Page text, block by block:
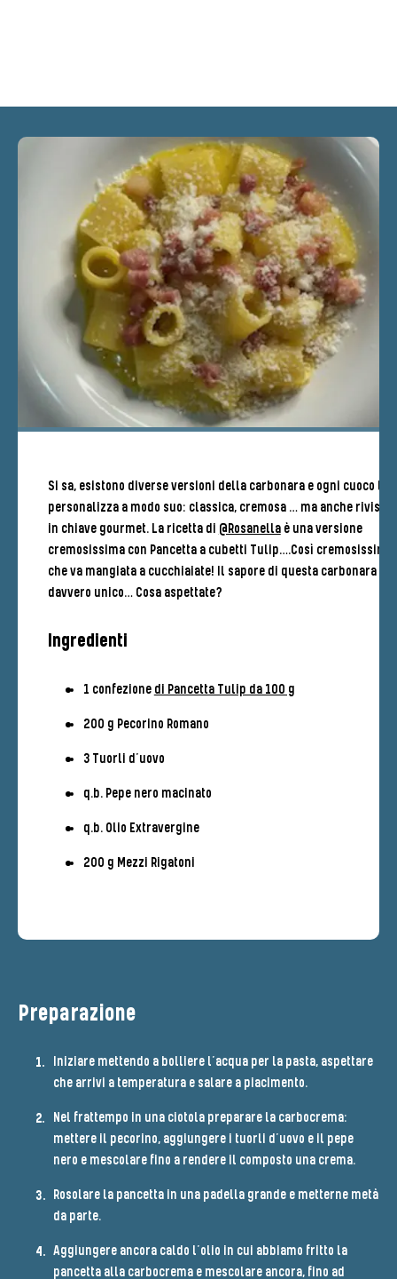
Si sa, esistono diverse versioni della carbonara e ogni cuoco la
personalizza a modo suo: classica, cremosa … ma anche
in chiave gourmet. La ricetta di @Rosanellaè una versione
cremosissima con Pancetta a cubetti Tulip….Così cremosissima
che va mangiata a cucchiaiate! Il sapore di questa carbonara è
davvero unico… Cosa aspettate?
Ingredienti
1 confezione di Pancetta Tulip da 100 g
200 g Pecorino Romano
3 Tuorli d’uovo
q.b. Pepe nero macinato
q.b. Olio Extravergine
200 g Mezzi Rigatoni
Preparazione
Iniziare mettendo a bolliere l’acqua per la pasta, aspettare
che arrivi a temperatura e salare a piacimento.
Nel frattempo in una ciotola preparare la carbocrema:
mettere il pecorino, aggiungere i tuorli d’uovo e il pepe
nero e mescolare fino a rendere il composto una crema.
Rosolare la pancetta in una padella grande e metterne metà
da parte.
Aggiungere ancora caldo l’olio in cui abbiamo fritto la
pancetta alla carbocrema e mescolare ancora, fino ad